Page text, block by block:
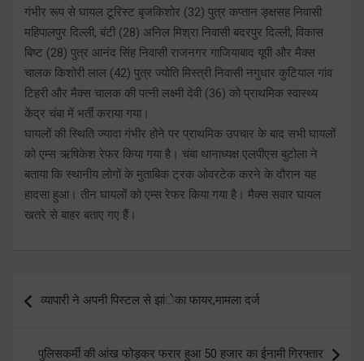
गंभीर रूप से घायल टूरिस्ट बृजकिशोर (32) पुत्र कप्तान ङ्क्षसह निवासी
महिपालपुर दिल्ली, बंटी (28) अनिल मिश्रा निवासी बदरपुर दिल्ली, विकास
बिष्ट (28) पुत्र आनंद सिंह निवासी राजनगर गाजियाबाद यूपी और मैक्स
चालक किशोरी लाल (42) पुत्र ज्योति मिस्त्री निवासी नगुधार कुटियाल गांव
टिहरी और मैक्स चालक की पत्नी लक्ष्मी देवी (36) को प्राथमिक स्वास्थ्य
केंद्र चंबा में भर्ती कराया गया।
घायलों की स्थिति ज्यादा गंभीर होने पर प्राथमिक उपचार के बाद सभी घायलों
को एम्स ऋषिकेश रेफर किया गया है। चंबा थानाध्यक्ष एलपीएस बुटोला ने
बताया कि स्थानीय लोगों के मुताबिक ट्रक ओवरटेक करने के दौरान यह
हादसा हुआ। तीन घायलों को एम्स रेफर किया गया है। मैक्स सवार घायल
खतरे से बाहर बताए गए हैं।
navigation
व्यापारी ने अपनी पिस्टल से झांेका फायर,मामला दर्ज
पुलिसकर्मी की आंख फोड़कर फरार हुआ 50 हजार का ईनामी गिरफ्तार